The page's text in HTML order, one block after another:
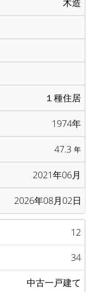
木造
１種住居
1974年
47.3 年
2021年06月
2026年08月02日
12
34
中古一戸建て